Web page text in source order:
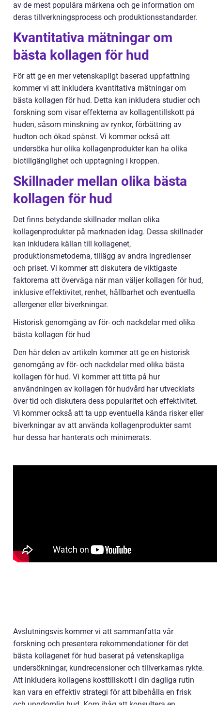
av de mest populära märkena och ge information om
deras tillverkningsprocess och produktionsstandarder.
Kvantitativa mätningar om
bästa kollagen för hud
För att ge en mer vetenskapligt baserad uppfattning
kommer vi att inkludera kvantitativa mätningar om
bästa kollagen för hud. Detta kan inkludera studier och
forskning som visar effekterna av kollagentillskott på
huden, såsom minskning av rynkor, förbättring av
hudton och ökad spänst. Vi kommer också att
undersöka hur olika kollagenprodukter kan ha olika
biotillgänglighet och upptagning i kroppen.
Skillnader mellan olika bästa
kollagen för hud
Det finns betydande skillnader mellan olika
kollagenprodukter på marknaden idag. Dessa skillnader
kan inkludera källan till kollagenet,
produktionsmetoderna, tillägg av andra ingredienser
och priset. Vi kommer att diskutera de viktigaste
faktorerna att överväga när man väljer kollagen för hud,
inklusive effektivitet, renhet, hållbarhet och eventuella
allergener eller biverkningar.
Historisk genomgång av för- och nackdelar med olika
bästa kollagen för hud
Den här delen av artikeln kommer att ge en historisk
genomgång av för- och nackdelar med olika bästa
kollagen för hud. Vi kommer att titta på hur
användningen av kollagen för hudvård har utvecklats
över tid och diskutera dess popularitet och effektivitet.
Vi kommer också att ta upp eventuella kända risker eller
biverkningar av att använda kollagenprodukter samt
hur dessa har hanterats och minimerats.
Avslutningsvis kommer vi att sammanfatta vår
forskning och presentera rekommendationer för det
bästa kollagenet för hud baserat på vetenskapliga
undersökningar, kundrecensioner och tillverkarnas rykte.
Att inkludera kollagens kosttillskott i din dagliga rutin
kan vara en effektiv strategi för att bibehålla en frisk